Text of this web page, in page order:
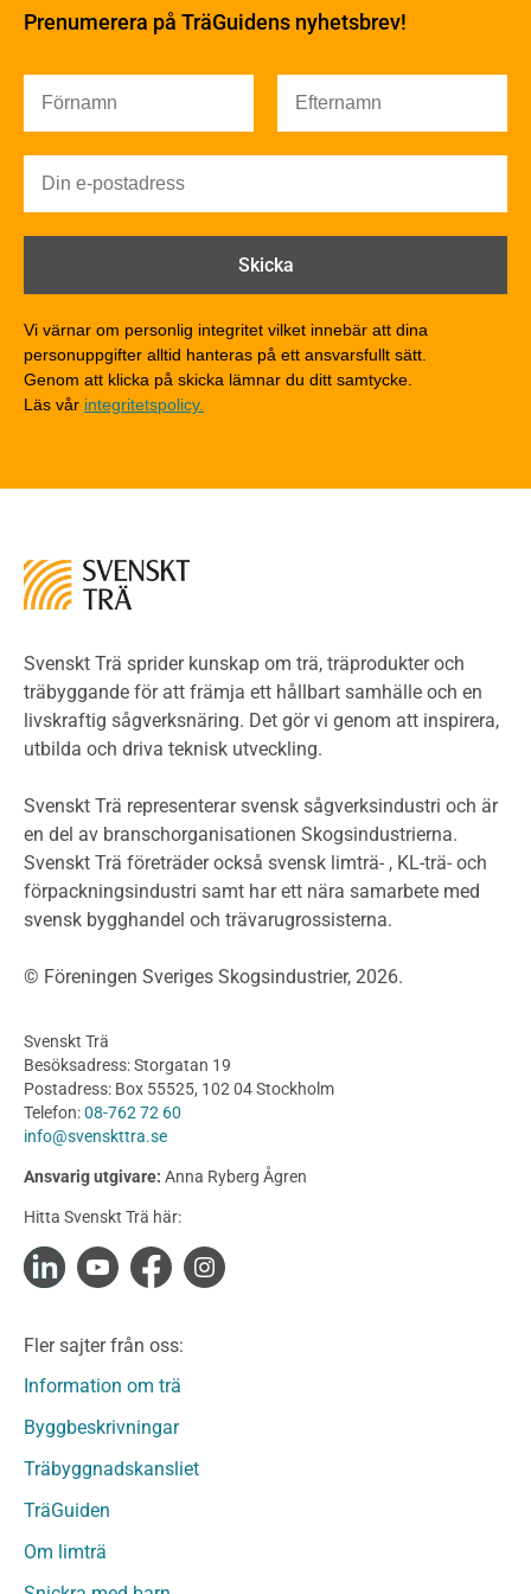
Värmeisolering och lufttäthet
Ljud
Brandsäkerhet
Brandsäkerhet
Brandförlopp i byggnader
Brandklasser för material och konstruktioner
Träkonstruktioners brandmotstånd
Detaljlösningar
Träytors brandegenskaper
Tekniska byten med sprinkler
Riskvärdering i flervåningsbostadshus
Miljöeffekter
LCA
Miljödeklarationer och märkning
Termer och förkortningar
Planering
Klimatkalkylator hallar
Projektering av trähus - generellt
Byggsystem
Fasadsystem i skivmaterial
Bullerskärmar och andra utomhuskonstruktioner
Byggnation och utförande
Utförande
Produkter
Konstruktionsvirke
Konstruktionsvirke Behandlat
Konstruktionsvirke Fingerskarvat
Konstruktionsvirke Fingerskarvat Obehandlat
Limträ
Fanerträ
Fanerträ Obehandlat
Träpanel och Utvändig beklädnad Behandlat
Träpanel och utvändig beklädnad Obehandlat
Trägolv
Trägolv Obehandlat
Prenumerera på TräGuidens nyhetsbrev!
Vi värnar om personlig integritet vilket innebär att dina
personuppgifter alltid hanteras på ett ansvarsfullt sätt.
Genom att klicka på skicka lämnar du ditt samtycke.
Läs vår integritetspolicy.
Svenskt Trä sprider kunskap om trä, träprodukter och
träbyggande för att främja ett hållbart samhälle och en
livskraftig sågverksnäring. Det gör vi genom att inspirera,
utbilda och driva teknisk utveckling.
Svenskt Trä representerar svensk sågverksindustri och är
en del av branschorganisationen Skogsindustrierna.
Svenskt Trä företräder också svensk limträ- , KL-trä- och
förpackningsindustri samt har ett nära samarbete med
svensk bygghandel och trävarugrossisterna.
© Föreningen Sveriges Skogsindustrier, 2026.
Svenskt Trä
Besöksadress: Storgatan 19
Postadress: Box 55525, 102 04 Stockholm
Telefon:08-762 72 60
info@svenskttra.se
Ansvarig utgivare: Anna Ryberg Ågren
Hitta Svenskt Trä här:
Fler sajter från oss:
Information om trä
Byggbeskrivningar
Träbyggnadskansliet
TräGuiden
Om limträ